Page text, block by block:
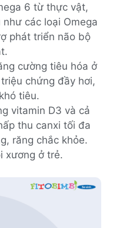
6 từ thực vật,
các loại Omega
phát triển não bộ
cường tiêu hóa ở
chứng đầy hơi,
tiêu.
vitamin D3 và cả
thu canxi tối đa
răng chắc khỏe.
xương ở trẻ.